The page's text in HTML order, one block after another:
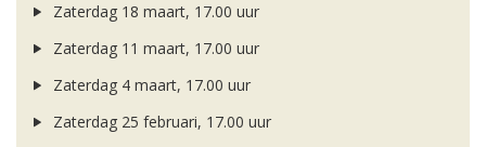
Zaterdag 18 maart, 17.00 uur
Zaterdag 11 maart, 17.00 uur
Zaterdag 4 maart, 17.00 uur
Zaterdag 25 februari, 17.00 uur